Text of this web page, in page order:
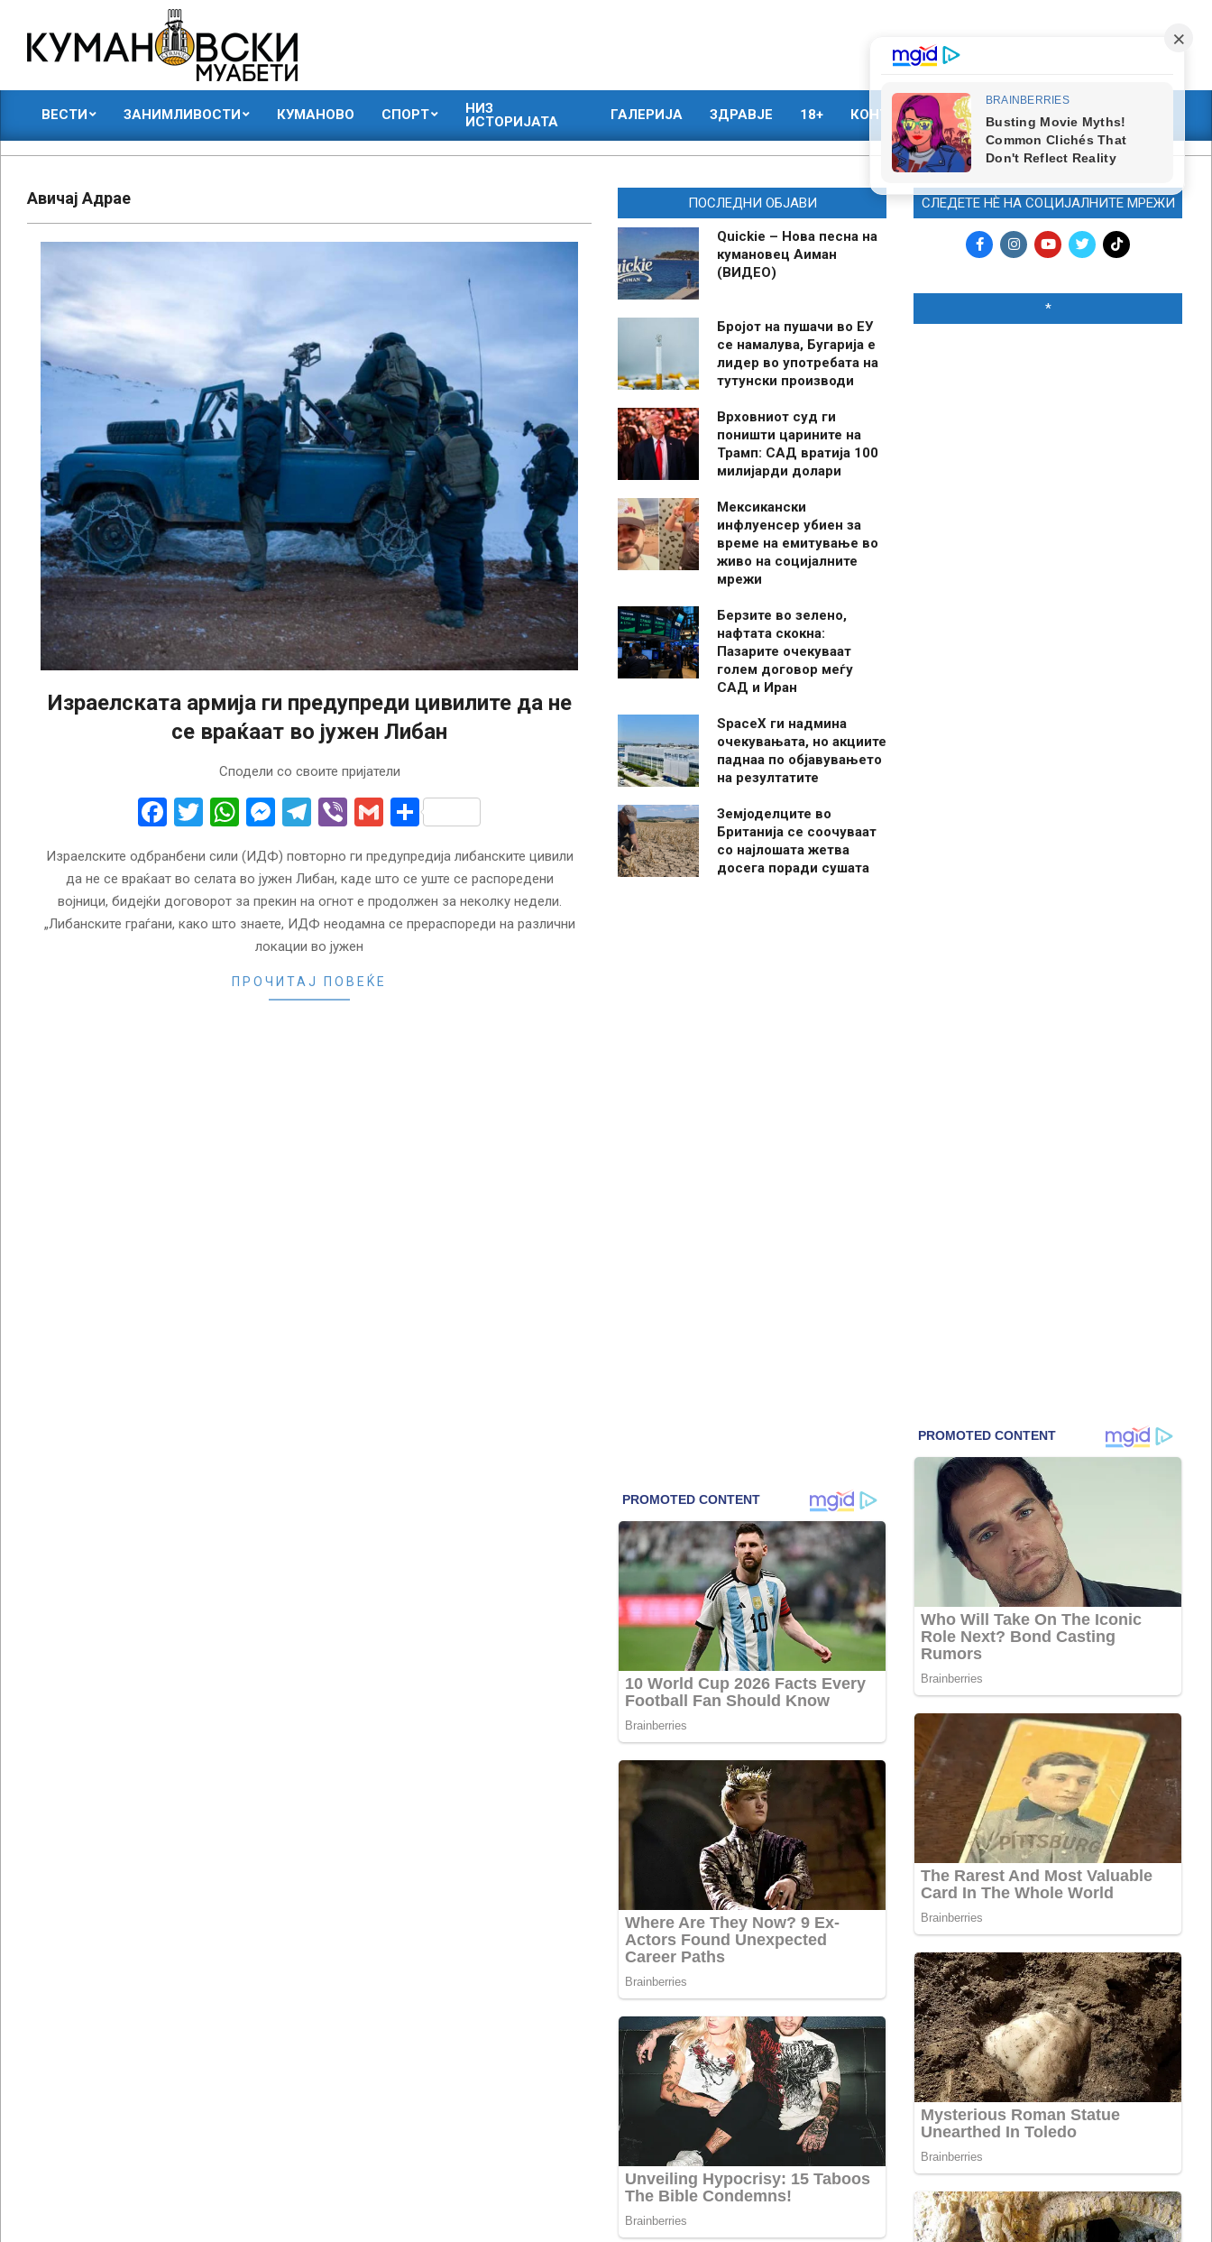
content
КУМАНОВСКИ
МУАБЕТИ
ВЕСТИ ЗАНИМЛИВОСТИ КУМАНОВО СПОРТ
НИЗ
ИСТОРИЈАТА
ГАЛЕРИЈА ЗДРАВЈЕ 18+ КОНТАКТ МАРКЕТИНГ
Авичај Адрае
Израелската армија ги предупреди цивилите да не
се враќаат во јужен Либан
Сподели со своите пријатели
Facebook
Twitter
WhatsApp
Messenger
Telegram
ViberGmailShare
Израелските одбранбени сили (ИДФ) повторно ги предупредија либанските цивили
да не се враќаат во селата во јужен Либан, каде што се уште се распоредени
војници, бидејќи договорот за прекин на огнот е продолжен за неколку недели.
„Либанските граѓани, како што знаете, ИДФ неодамна се прераспореди на различни
локации во јужен
ПРОЧИТАЈ ПОВЕЌЕ
ПОСЛЕДНИ ОБЈАВИ
Quickie – Нова песна на
кумановец Аиман
(ВИДЕО)
Бројот на пушачи во ЕУ
се намалува, Бугарија е
лидер во употребата на
тутунски производи
Врховниот суд ги
поништи царините на
Трамп: САД вратија 100
милијарди долари
Мексикански
инфлуенсер убиен за
време на емитување во
живо на социјалните
мрежи
Берзите во зелено,
нафтата скокна:
Пазарите очекуваат
голем договор меѓу
САД и Иран
SpaceX ги надмина
очекувањата, но акциите
паднаа по објавувањето
на резултатите
Земјоделците во
Британија се соочуваат
со најлошата жетва
досега поради сушата
СЛЕДЕТЕ НЀ НА СОЦИЈАЛНИТЕ МРЕЖИ
*